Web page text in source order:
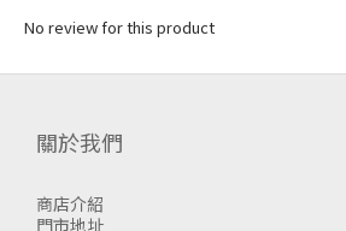
No review for this product
關於我們
商店介紹
門市地址